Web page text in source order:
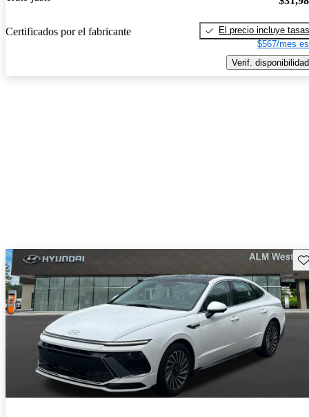
Certificados por el fabricante
El precio incluye tasas
$567/mes
Verif. disponibilidad